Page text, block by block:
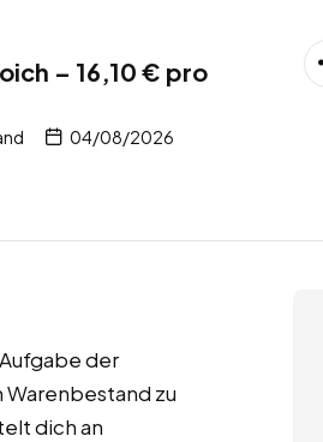
– 16,10 € pro
04/08/2026
der
zu
dich an